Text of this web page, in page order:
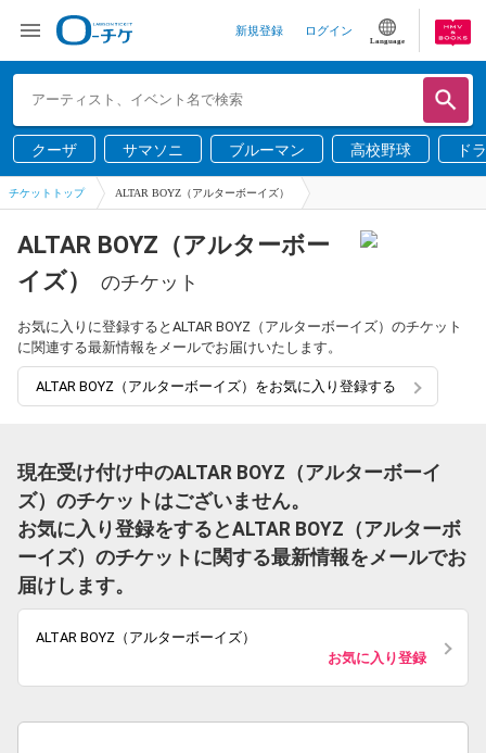
新規登録 ログイン
Language
クーザ サマソニ ブルーマン 高校野球 ド
チケットトップ ALTAR BOYZ（アルターボーイズ）
ALTAR BOYZ（アルターボー
イズ）
のチケット
お気に入りに登録するとALTAR BOYZ（アルターボーイズ）のチケット
に関連する最新情報をメールでお届けいたします。
ALTAR BOYZ（アルターボーイズ）をお気に入り登録する
現在受け付け中のALTAR BOYZ（アルターボーイ
ズ）のチケットはございません。
お気に入り登録をするとALTAR BOYZ（アルターボ
ーイズ）のチケットに関する最新情報をメールでお
届けします。
ALTAR BOYZ（アルターボーイズ）
お気に入り登録